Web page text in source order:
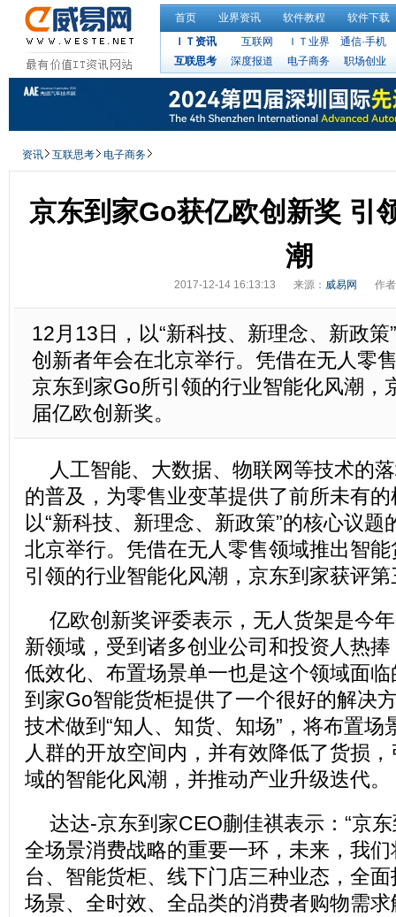
首页 业界资讯 软件教程
软件下载
ＩＴ资讯
互联网 ＩＴ业界
通信·手机
互联思考
深度报道 电子商务 职场创业
资讯 互联思考 电子商务
京东到家Go获亿欧创新奖 引
潮
2017-12-14 16:13:13 来源： 威易网 作
12月13日，以“新科技、新理念、新政
创新者年会在北京举行。凭借在无人零
京东到家Go所引领的行业智能化风潮，
届亿欧创新奖。
人工智能、大数据、物联网等技术的
的普及，为零售业变革提供了前所未有
以“新科技、新理念、新政策”的核心议
北京举行。凭借在无人零售领域推出智
引领的行业智能化风潮，京东到家获评
亿欧创新奖评委表示，无人货架是今
新领域，受到诸多创业公司和投资人热
低效化、布置场景单一也是这个领域面
到家Go智能货柜提供了一个很好的解决
技术做到“知人、知货、知场”，将布置场
人群的开放空间内，并有效降低了货损
域的智能化风潮，并推动产业升级迭代。
达达-京东到家CEO蒯佳祺表示：“京
全场景消费战略的重要一环，未来，我
台、智能货柜、线下门店三种业态，全
场景、全时效、全品类的消费者购物需